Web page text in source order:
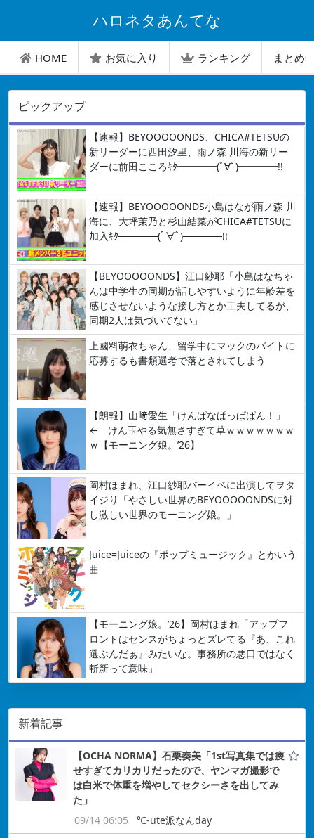
ハロネタあんてな
HOME お気に入り ランキング まとめ
ピックアップ
【速報】BEYOOOOONDS、CHICA#TETSUの
新リーダーに西田汐里、雨ノ森 川海の新リー
ダーに前田こころｷﾀ━━━━(ﾟ∀ﾟ)━━━━!!
【速報】BEYOOOOONDS小島はなが雨ノ森 川
海に、大坪茉乃と杉山結菜がCHICA#TETSUに
加入ｷﾀ━━━━(ﾟ∀ﾟ)━━━━!!
【BEYOOOOONDS】江口紗耶「小島はなちゃ
んは中学生の同期が話しやすいように年齢差を
感じさせないような接し方とか工夫してるが、
同期2人は気づいてない」
上國料萌衣ちゃん、留学中にマックのバイトに
応募するも書類選考で落とされてしまう
【朗報】山﨑愛生「けんぱなぱっぱぱん！」
← けん玉やる気無さすぎて草ｗｗｗｗｗｗｗ
ｗ【モーニング娘。’26】
岡村ほまれ、江口紗耶バーイベに出演してヲタ
イジり「やさしい世界のBEYOOOOONDSに対
し激しい世界のモーニング娘。」
Juice=Juiceの『ポップミュージック』とかいう
曲
【モーニング娘。’26】岡村ほまれ「アップフ
ロントはセンスがちょっとズレてる『あ、これ
選ぶんだぁ』みたいな。事務所の悪口ではなく
斬新って意味」
新着記事
【OCHA NORMA】石栗奏美「1st写真集では痩
せすぎてカリカリだったので、ヤンマガ撮影で
は白米で体重を増やしてセクシーさを出してみ
た」
09/14 06:05
℃-ute派なんday